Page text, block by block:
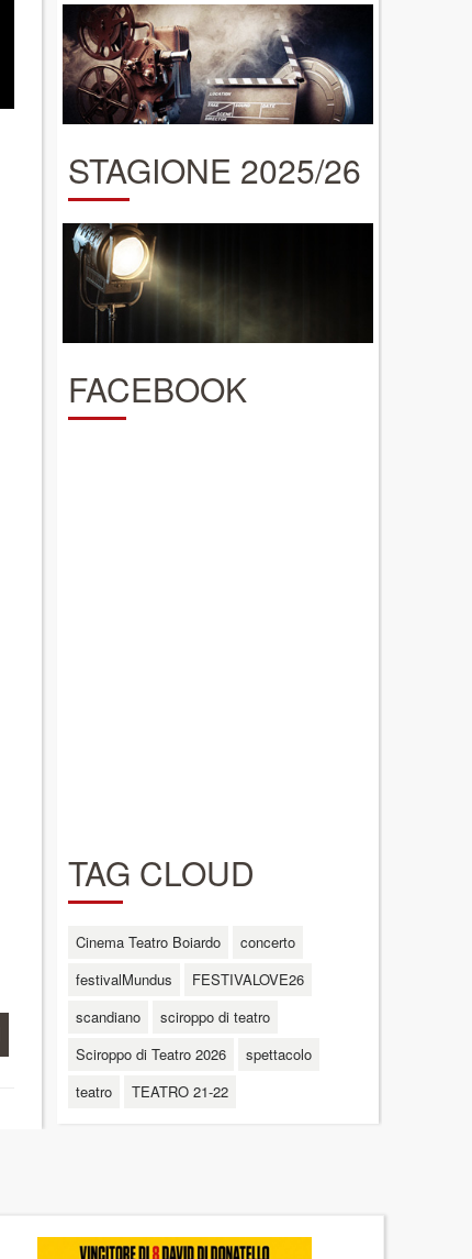
STAGIONE 2025/26
FACEBOOK
TAG CLOUD
Cinema Teatro Boiardo
concerto
festivalMundus
FESTIVALOVE26
scandiano
sciroppo di teatro
Sciroppo di Teatro 2026
spettacolo
teatro
TEATRO 21-22